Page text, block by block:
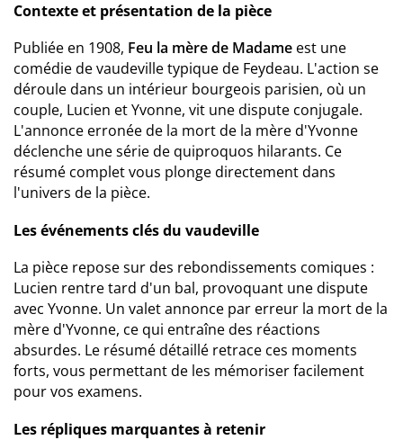
Contexte et présentation de la pièce
Publiée en 1908, Feu la mère de Madame est une
comédie de vaudeville typique de Feydeau. L'action se
déroule dans un intérieur bourgeois parisien, où un
couple, Lucien et Yvonne, vit une dispute conjugale.
L'annonce erronée de la mort de la mère d'Yvonne
déclenche une série de quiproquos hilarants. Ce
résumé complet vous plonge directement dans
l'univers de la pièce.
Les événements clés du vaudeville
La pièce repose sur des rebondissements comiques :
Lucien rentre tard d'un bal, provoquant une dispute
avec Yvonne. Un valet annonce par erreur la mort de la
mère d'Yvonne, ce qui entraîne des réactions
absurdes. Le résumé détaillé retrace ces moments
forts, vous permettant de les mémoriser facilement
pour vos examens.
Les répliques marquantes à retenir